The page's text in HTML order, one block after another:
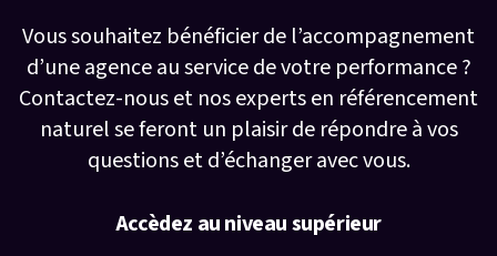
Vous souhaitez bénéficier de l’accompagnement
d’une agence au service de votre performance ?
Contactez-nous et nos experts en référencement
naturel se feront un plaisir de répondre à vos
questions et d’échanger avec vous.
Accèdez au niveau supérieur